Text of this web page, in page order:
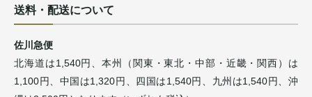
送料・配送について
佐川急便
北海道は1,540円、本州（関東・東北・中部・近畿・関西）は
1,100円、中国は1,320円、四国は1,540円、九州は1,540円、沖